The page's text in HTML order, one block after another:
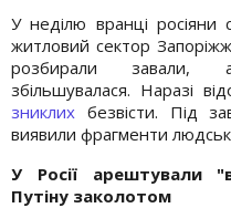
У неділю вранці росіяни
житловий сектор
розбирали завали, а
збільшувалася. Наразі
зниклих безвісти. Під
виявили фрагменти
У Росії арештували
Путіну заколотом